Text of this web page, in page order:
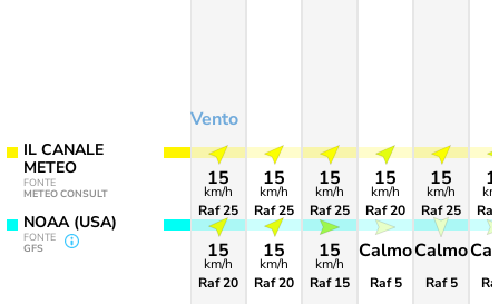
IL CANALE
METEO
FONTE
METEO CONSULT
NOAA (USA)
FONTE
GFS
Vento
15
km/h
Raf 25
15
km/h
Raf 20
15
km/h
Raf 25
15
km/h
Raf 20
15
km/h
Raf 25
15
km/h
Raf 15
15
km/h
Raf 20
Calmo
Raf 5
15
km/h
Raf 25
Calmo
Raf 5